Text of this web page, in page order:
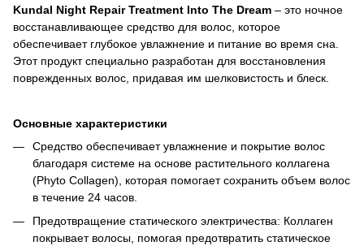
Kundal Night Repair Treatment Into The Dream – это ночное
восстанавливающее средство для волос, которое
обеспечивает глубокое увлажнение и питание во время сна.
Этот продукт специально разработан для восстановления
поврежденных волос, придавая им шелковистость и блеск.
Основные характеристики
Средство обеспечивает увлажнение и покрытие волос
благодаря системе на основе растительного коллагена
(Phyto Collagen), которая помогает сохранить объем волос
в течение 24 часов.
Предотвращение статического электричества: Коллаген
покрывает волосы, помогая предотвратить статическое